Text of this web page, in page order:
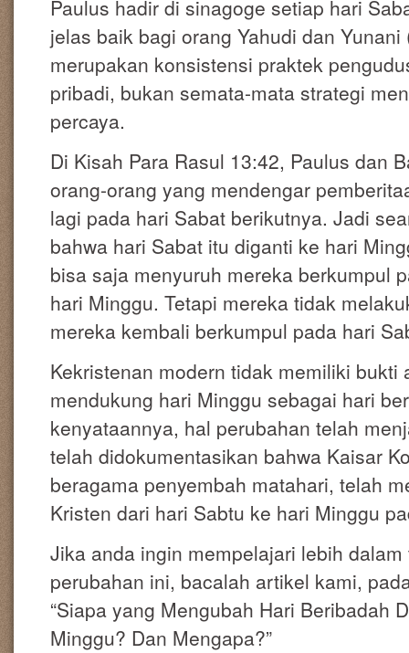
Paulus hadir di sinagoge setiap hari
jelas baik bagi orang Yahudi dan Yunani
merupakan konsistensi praktek
pribadi, bukan semata-mata strategi
percaya.
Di Kisah Para Rasul 13:42, Paulus dan
orang-orang yang mendengar
lagi pada hari Sabat berikutnya. Jadi
bahwa hari Sabat itu diganti ke hari
bisa saja menyuruh mereka berkumpul
hari Minggu. Tetapi mereka tidak
mereka kembali berkumpul pada hari
Kekristenan modern tidak memiliki bukti
mendukung hari Minggu sebagai hari
kenyataannya, hal perubahan telah
telah didokumentasikan bahwa Kaisar
beragama penyembah matahari, telah
Kristen dari hari Sabtu ke hari Minggu
Jika anda ingin mempelajari lebih
perubahan ini, bacalah artikel kami,
“Siapa yang Mengubah Hari Beribadah
Minggu? Dan Mengapa?”